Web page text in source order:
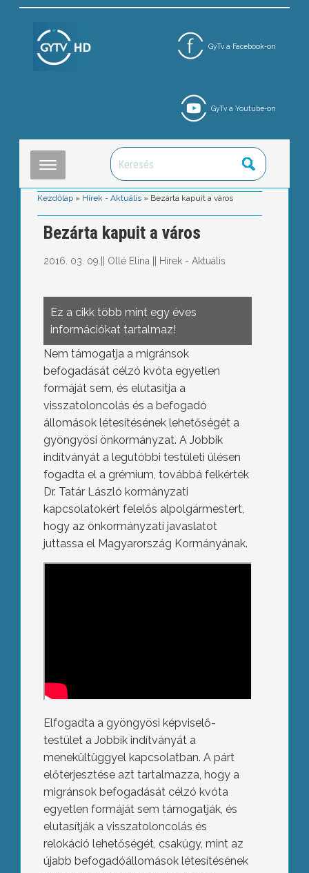
GyTv a Facebook-on
GyTv a Youtube-on
Kezdőlap » Hírek - Aktuális » Bezárta kapuit a város
Bezárta kapuit a város
2016. 03. 09. Ollé Elina Hírek - Aktuális
Ez a cikk több mint egy éves
információkat tartalmaz!
Nem támogatja a migránsok
befogadását célzó kvóta egyetlen
formáját sem, és elutasítja a
visszatoloncolás és a befogadó
állomások létesítésének lehetőségét a
gyöngyösi önkormányzat. A Jobbik
indítványát a legutóbbi testületi ülésen
fogadta el a grémium, továbbá felkérték
Dr. Tatár László kormányzati
kapcsolatokért felelős alpolgármestert,
hogy az önkormányzati javaslatot
juttassa el Magyarország Kormányának.
Elfogadta a gyöngyösi képviselő-
testület a Jobbik indítványát a
menekültüggyel kapcsolatban. A párt
előterjesztése azt tartalmazza, hogy a
migránsok befogadását célzó kvóta
egyetlen formáját sem támogatják, és
elutasítják a visszatoloncolás és
relokáció lehetőségét, csakúgy, mint az
újabb befogadóállomások létesítésének